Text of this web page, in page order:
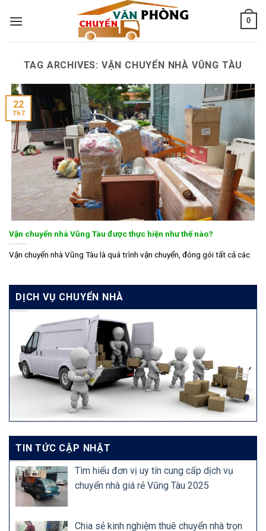
0
TAG ARCHIVES: VẬN CHUYỂN NHÀ VŨNG TÀU
Vận chuyển nhà Vũng Tàu được thực hiện như thế nào?
Vận chuyển nhà Vũng Tàu là quá trình vận chuyển, đóng gói tất cả các
22
Th7
DỊCH VỤ CHUYỂN NHÀ
TIN TỨC CẬP NHẬT
Tìm hiểu đơn vị uy tín cung cấp dịch vụ
chuyển nhà giá rẻ Vũng Tàu 2025
Chia sẻ kinh nghiệm thuê chuyển nhà trọn